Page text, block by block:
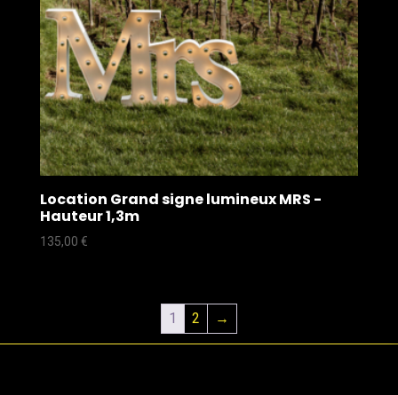
Location Grand signe lumineux MRS -
Hauteur 1,3m
135,00 €
1 2 →